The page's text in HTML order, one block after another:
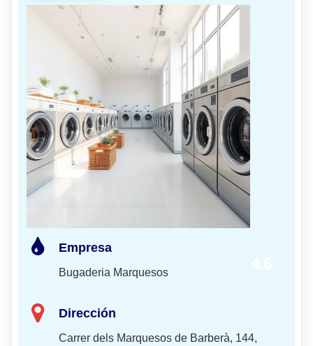
Empresa
Bugaderia Marquesos
Dirección
Carrer dels Marquesos de Barberà, 144,